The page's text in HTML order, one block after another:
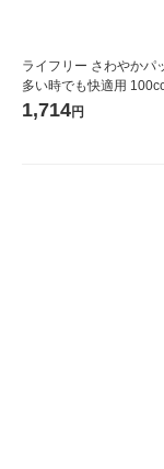
ライフリー さわやかパ
多い時でも快適用
ック（39枚入）ユニ・チ
1,714円